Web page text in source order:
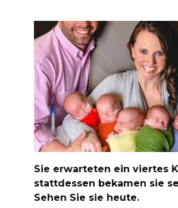
Sie erwarteten ein viertes
stattdessen bekamen sie
Sehen Sie sie heute.